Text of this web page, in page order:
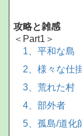
攻略と雑感
＜Part1＞
1、平和な島
2、様々な仕
3、荒れた村
4、部外者
5、孤島/道化